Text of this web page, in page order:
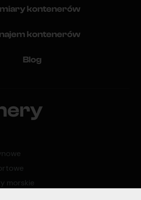
kontenerów
kontenerów
Blog
morskie